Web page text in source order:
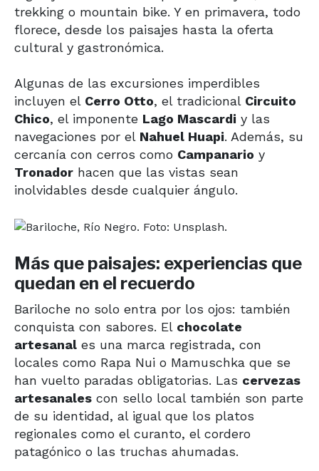
trekking o mountain bike. Y en primavera, todo
florece, desde los paisajes hasta la oferta
cultural y gastronómica.
Algunas de las excursiones imperdibles
incluyen el Cerro Otto, el tradicional Circuito
Chico, el imponente Lago Mascardi y las
navegaciones por el Nahuel Huapi. Además, su
cercanía con cerros como Campanario y
Tronador hacen que las vistas sean
inolvidables desde cualquier ángulo.
Más que paisajes: experiencias que
quedan en el recuerdo
Bariloche no solo entra por los ojos: también
conquista con sabores. El chocolate
artesanal es una marca registrada, con
locales como Rapa Nui o Mamuschka que se
han vuelto paradas obligatorias. Las cervezas
artesanales con sello local también son parte
de su identidad, al igual que los platos
regionales como el curanto, el cordero
patagónico o las truchas ahumadas.